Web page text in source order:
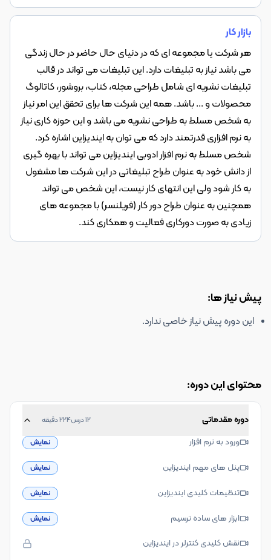
بازار کار
هر شرکت یا مجموعه ای که در دنیای حال حاضر در حال زندگی
می باشد نیاز به تبلیغات دارد. این تبلیغات می تواند در قالب
تبلیغات نشریه ای شامل طراحی مجله، کتاب، بروشور، کاتالوگ
محصولات و ... باشد. همه این شرکت ها برای تحقق این امر نیاز
به شخص مسلط به طراحی نشریه می باشد و این حوزه کاری نیاز
به نرم افزاری قدرتمند دارد که می توان به ایندیزاین اشاره کرد.
شخص مسلط به نرم افزار ادوبی ایندیزاین می تواند با بهره گیری
از دانش خود به عنوان طراح تبلیغاتی در این شرکت ها مشغول
به کار شود ولی این انتهای کار نیست، این شخص می تواند
همچنین به عنوان طراح دور کار (فریلنسر) با مجموعه های
زیادی به صورت دورکاری فعالیت و همکاری کند.
پیش نیاز ها:
این دوره پیش نیاز خاصی ندارد.
محتوای این دوره:
دوره مقدماتی 12درس224دقیقه
ورود به نرم افزار نمایش
پنل های مهم ایندیزاین نمایش
تنظیمات کلیدی ایندیزاین نمایش
ابزار های ساده ترسیم نمایش
نقش کلیدی کنترلر در ایندیزاین